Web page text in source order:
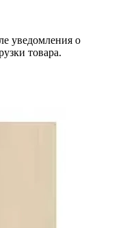
уведомления о
товара.